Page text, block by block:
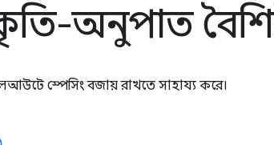
অনুপাত
লেআউটে স্পেসিং বজায় রাখতে সাহায্য করে।